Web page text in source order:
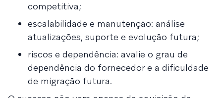
competitiva;
escalabilidade e manutenção: análise
atualizações, suporte e evolução futura;
riscos e dependência: avalie o grau de
dependência do fornecedor e a dificuldade
de migração futura.